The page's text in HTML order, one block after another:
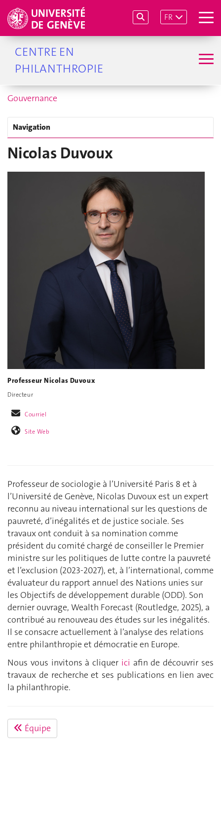
FR
CENTRE EN
PHILANTHROPIE
Gouvernance
Navigation
Nicolas Duvoux
Professeur Nicolas Duvoux
Directeur
Courriel
Site Web
Professeur de sociologie à l’Université Paris 8 et à
l’Université de Genève, Nicolas Duvoux est un expert
reconnu au niveau international sur les questions de
pauvreté, d’inégalités et de justice sociale. Ses
travaux ont conduit à sa nomination comme
président du comité chargé de conseiller le Premier
ministre sur les politiques de lutte contre la pauvreté
et l’exclusion (2023-2027), et, à l’international, comme
évaluateur du rapport annuel des Nations unies sur
les Objectifs de développement durable (ODD). Son
dernier ouvrage, Wealth Forecast (Routledge, 2025), a
contribué au renouveau des études sur les inégalités.
Il se consacre actuellement à l’analyse des relations
entre philanthropie et démocratie en Europe.
Nous vous invitons à cliquer ici afin de découvrir ses
travaux de recherche et ses publications en lien avec
la philanthropie.
Équipe